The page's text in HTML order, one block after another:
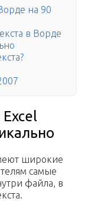
на 90
в Ворде
широкие
самые
файла, в